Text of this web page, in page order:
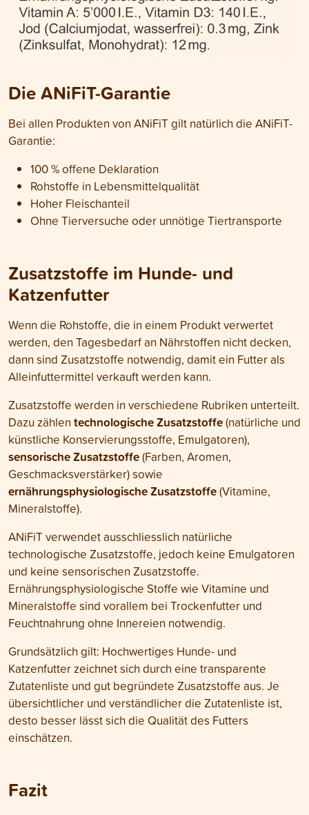
Die ANiFiT-Garantie
Bei allen Produkten von ANiFiT gilt natürlich die ANiFiT-
Garantie:
100 % offene Deklaration
Rohstoffe in Lebensmittelqualität
Hoher Fleischanteil
Ohne Tierversuche oder unnötige Tiertransporte
Zusatzstoffe im Hunde- und
Katzenfutter
Wenn die Rohstoffe, die in einem Produkt verwertet
werden, den Tagesbedarf an Nährstoffen nicht decken,
dann sind Zusatzstoffe notwendig, damit ein Futter als
Alleinfuttermittel verkauft werden kann.
Zusatzstoffe werden in verschiedene Rubriken unterteilt.
Dazu zählen technologischeZusatzstoffe(natürliche und
künstliche Konservierungsstoffe, Emulgatoren),
sensorische Zusatzstoffe(Farben, Aromen,
Geschmacksverstärker) sowie
ernährungsphysiologische Zusatzstoffe(Vitamine,
Mineralstoffe).
ANiFiT verwendet ausschliesslich natürliche
technologische Zusatzstoffe, jedoch keine Emulgatoren
und keine sensorischen Zusatzstoffe.
Ernährungsphysiologische Stoffe wie Vitamine und
Mineralstoffe sind vorallem bei Trockenfutter und
Feuchtnahrung ohne Innereien notwendig.
Grundsätzlich gilt: Hochwertiges Hunde- und
Katzenfutter zeichnet sich durch eine transparente
Zutatenliste und gut begründete Zusatzstoffe aus. Je
übersichtlicher und verständlicher die Zutatenliste ist,
desto besser lässt sich die Qualität des Futters
einschätzen.
Fazit